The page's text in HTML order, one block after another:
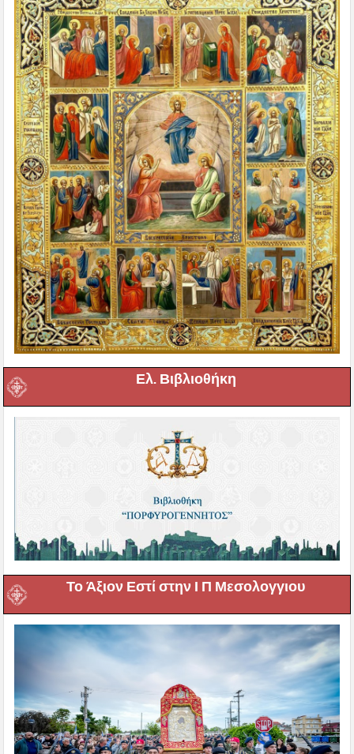
Ελ. Βιβλιοθήκη
Το Άξιον Εστί στην Ι Π Μεσολογγιου